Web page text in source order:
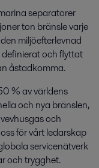
separatorer
ton bränsle varje
miljöefterlevnad
definierat och flyttat
åstadkomma.
% av världens
och nya bränslen,
och
för vårt ledarskap
servicenätverk
och trygghet.